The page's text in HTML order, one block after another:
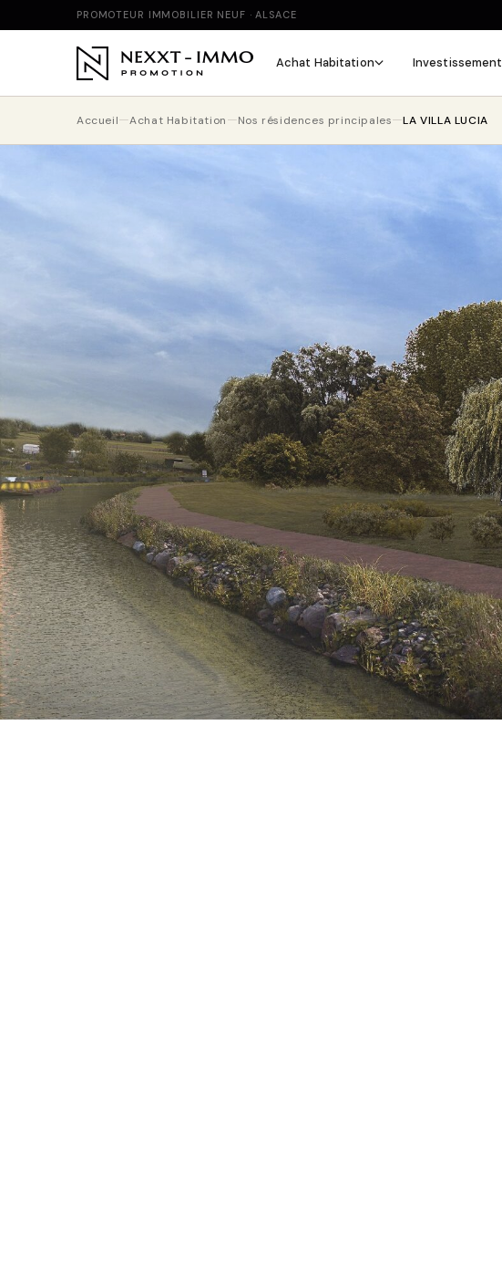
PROMOTEUR IMMOBILIER NEUF · ALSACE
Achat Habitation Investissement
Accueil Achat Habitation Nos résidences principales LA VILLA LUCIA